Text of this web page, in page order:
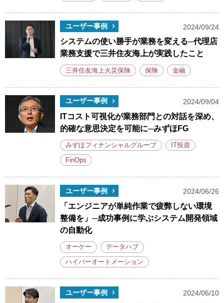
ユーザー事例 2024/09/24
システムの使い勝手が業務を変える─代理店
業務支援で三井住友海上が実践したこと
三井住友海上火災保険 保険 金融
ユーザー事例 2024/09/04
ITコスト可視化が業務部門との対話を深め、
的確な意思決定を可能に─みずほFG
みずほフィナンシャルグループ IT投資
FinOps
ユーザー事例 2024/06/26
「エンジニアが単純作業で疲弊しない環境
整備を」─成功事例に学ぶシステム開発領域
の自動化
オーケー データハブ
ハイパーオートメーション
ユーザー事例 2024/06/10